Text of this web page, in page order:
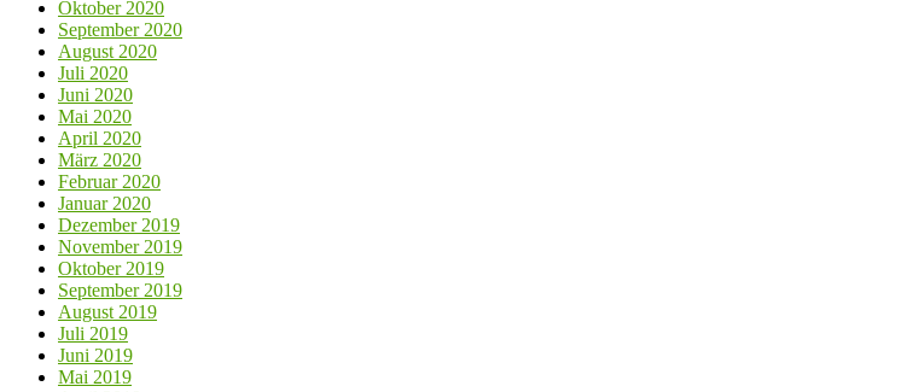
Oktober 2020
September 2020
August 2020
Juli 2020
Juni 2020
Mai 2020
April 2020
März 2020
Februar 2020
Januar 2020
Dezember 2019
November 2019
Oktober 2019
September 2019
August 2019
Juli 2019
Juni 2019
Mai 2019